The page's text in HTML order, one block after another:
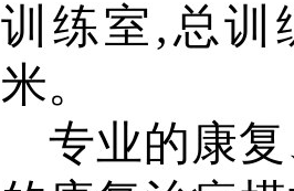
训练室,总训
米。
专业的康